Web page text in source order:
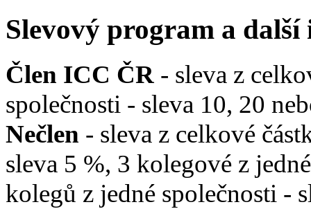
Slevový program a
Člen ICC ČR - sleva z
společnosti - sleva 10, 20
Nečlen - sleva z celkové
sleva 5 %, 3 kolegové z
kolegů z jedné společnosti -